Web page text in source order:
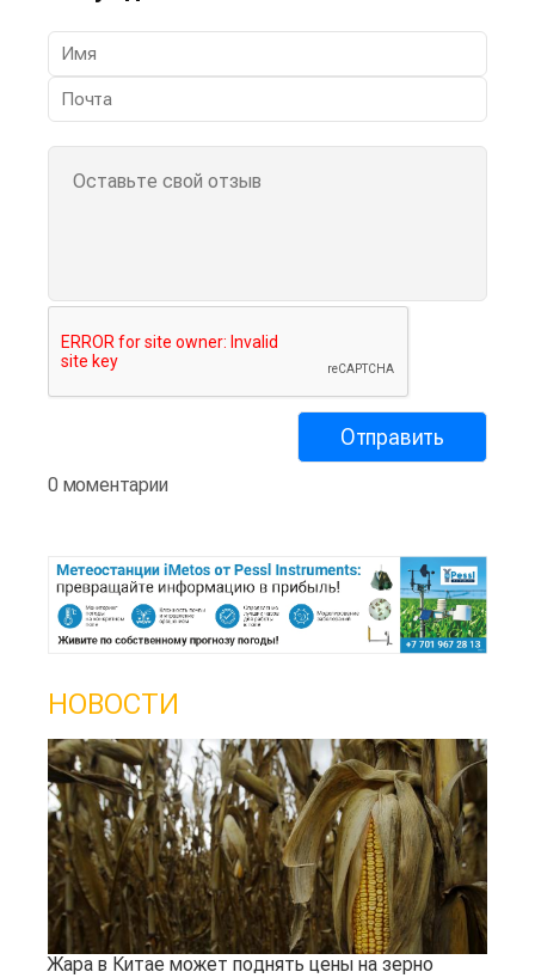
0 моментарии
НОВОСТИ
Жара в Китае может поднять цены на зерно